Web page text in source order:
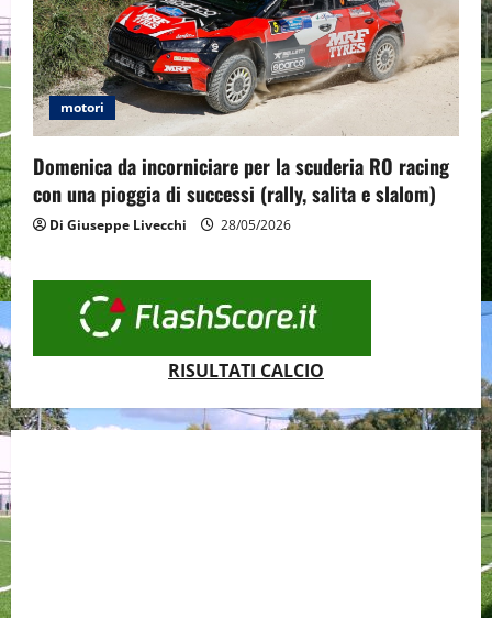
motori
Domenica da incorniciare per la scuderia RO racing
con una pioggia di successi (rally, salita e slalom)
Di Giuseppe Livecchi 28/05/2026
RISULTATI CALCIO